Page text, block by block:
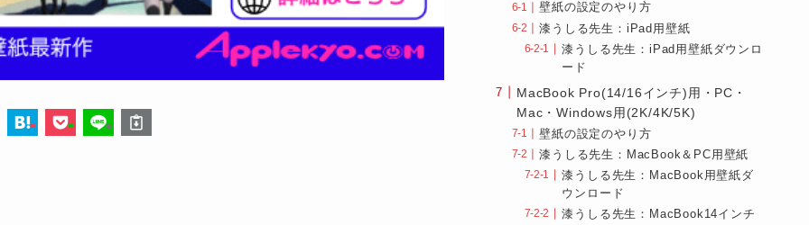
壁紙の設定のやり方
漆うしる先生：iPad用壁紙
漆うしる先生：iPad用壁紙ダウンロ
ード
MacBook Pro(14/16インチ)用・PC・
Mac・Windows用(2K/4K/5K)
壁紙の設定のやり方
漆うしる先生：MacBook＆PC用壁紙
漆うしる先生：MacBook用壁紙ダ
ウンロード
漆うしる先生：MacBook14インチ